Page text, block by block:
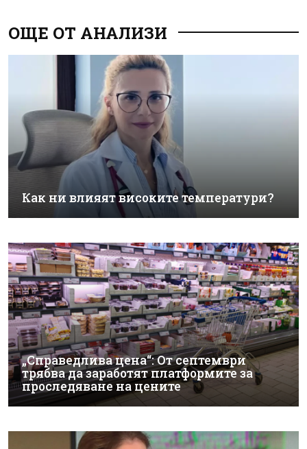
ОЩЕ ОТ АНАЛИЗИ
Как ни влияят високите температури?
„Справедлива цена“: От септември
трябва да заработят платформите за
проследяване на цените